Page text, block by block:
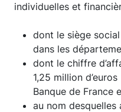
individuelles et
dont le siège
dans les
dont le chiffre
1,25 million
Banque de France
au nom